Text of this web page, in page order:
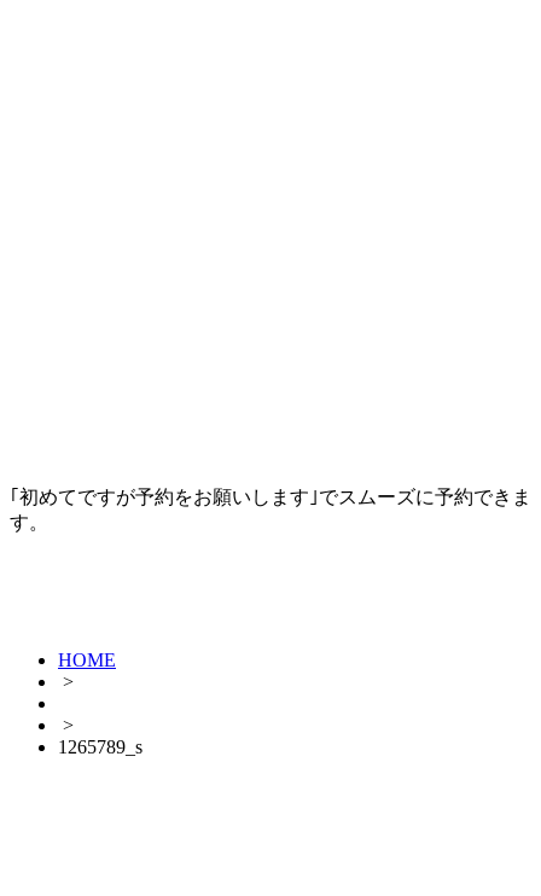
｢初めてですが予約をお願いします｣でスムーズに予約できま
す。
HOME
>
>
1265789_s